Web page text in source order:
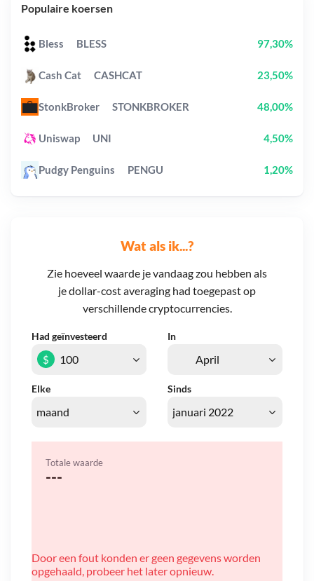
Wat als ik...?
Zie hoeveel waarde je vandaag zou hebben als
je dollar-cost averaging had toegepast op
verschillende cryptocurrencies.
Had geïnvesteerd In
Elke Sinds
$
Totale waarde
---
Door een fout konden er geen gegevens worden
opgehaald, probeer het later opnieuw.
Populaire koersen
Bless BLESS 97,30%
Cash Cat CASHCAT 23,50%
StonkBroker STONKBROKER 48,00%
Uniswap UNI 4,50%
Pudgy Penguins PENGU 1,20%